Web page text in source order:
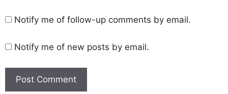
Notify me of follow-up comments by email.
Notify me of new posts by email.